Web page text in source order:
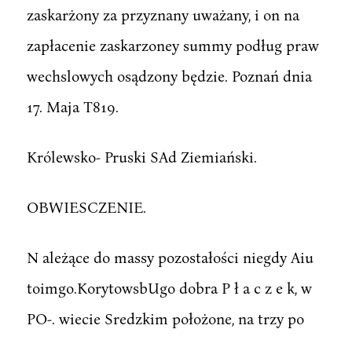
zaskarżony za przyznany uważany, i on na
zapłacenie zaskarzoney summy podług praw
wechslowych osądzony będzie. Poznań dnia
17. Maja T819.
Królewsko- Pruski SAd Ziemiański.
OBWIESCZENIE.
N ależące do massy pozostałości niegdy Aiu
toimgo.KorytowsbUgo dobra P ł a c z e k, w
PO-. wiecie Sredzkim położone, na trzy po